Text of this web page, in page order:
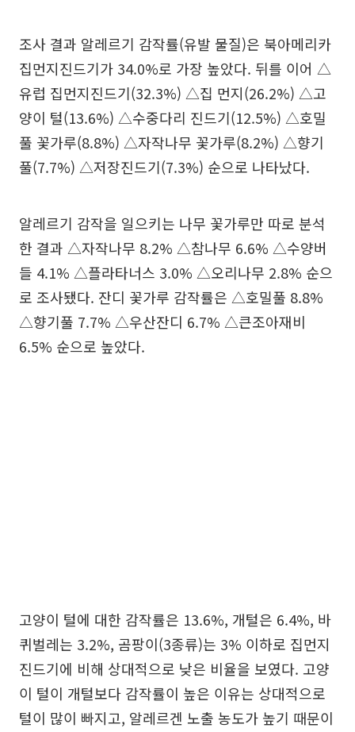
조사 결과 알레르기 감작률(유발 물질)은 북아메리카
집먼지진드기가 34.0%로 가장 높았다. 뒤를 이어 △
유럽 집먼지진드기(32.3%) △집 먼지(26.2%) △고
양이 털(13.6%) △수중다리 진드기(12.5%) △호밀
풀 꽃가루(8.8%) △자작나무 꽃가루(8.2%) △향기
풀(7.7%) △저장진드기(7.3%) 순으로 나타났다.
알레르기 감작을 일으키는 나무 꽃가루만 따로 분석
한 결과 △자작나무 8.2% △참나무 6.6% △수양버
들 4.1% △플라타너스 3.0% △오리나무 2.8% 순으
로 조사됐다. 잔디 꽃가루 감작률은 △호밀풀 8.8%
△향기풀 7.7% △우산잔디 6.7% △큰조아재비
6.5% 순으로 높았다.
고양이 털에 대한 감작률은 13.6%, 개털은 6.4%, 바
퀴벌레는 3.2%, 곰팡이(3종류)는 3% 이하로 집먼지
진드기에 비해 상대적으로 낮은 비율을 보였다. 고양
이 털이 개털보다 감작률이 높은 이유는 상대적으로
털이 많이 빠지고, 알레르겐 노출 농도가 높기 때문이